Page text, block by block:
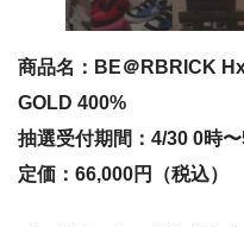
商品名：BE＠RBRICK
GOLD 400%
抽選受付期間：4/30 0時
定価：66,000円（税込）